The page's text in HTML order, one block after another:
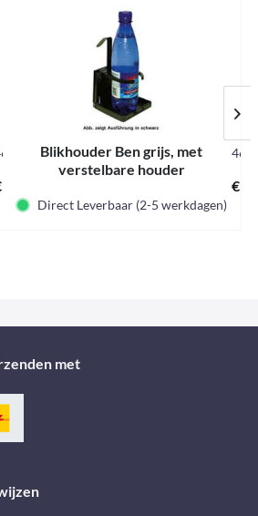
30,95 *
Blikhouder Ben grijs, met
verstelbare houder
€
Direct Leverbaar (2-5 werkdagen)
met